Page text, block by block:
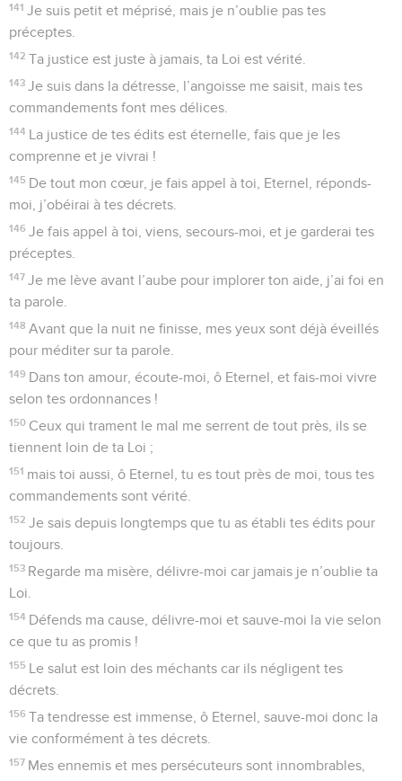
141 Je suis petit et méprisé, mais je n’oublie pas tes
préceptes.
142 Ta justice est juste à jamais, ta Loi est vérité.
143 Je suis dans la détresse, l’angoisse me saisit, mais tes
commandements font mes délices.
144 La justice de tes édits est éternelle, fais que je les
comprenne et je vivrai !
145 De tout mon cœur, je fais appel à toi, Eternel, réponds-
moi, j’obéirai à tes décrets.
146 Je fais appel à toi, viens, secours-moi, et je garderai tes
préceptes.
147 Je me lève avant l’aube pour implorer ton aide, j’ai foi en
ta parole.
148 Avant que la nuit ne finisse, mes yeux sont déjà éveillés
pour méditer sur ta parole.
149 Dans ton amour, écoute-moi, ô Eternel, et fais-moi vivre
selon tes ordonnances !
150 Ceux qui trament le mal me serrent de tout près, ils se
tiennent loin de ta Loi ;
151 mais toi aussi, ô Eternel, tu es tout près de moi, tous tes
commandements sont vérité.
152 Je sais depuis longtemps que tu as établi tes édits pour
toujours.
153 Regarde ma misère, délivre-moi car jamais je n’oublie ta
Loi.
154 Défends ma cause, délivre-moi et sauve-moi la vie selon
ce que tu as promis !
155 Le salut est loin des méchants car ils négligent tes
décrets.
156 Ta tendresse est immense, ô Eternel, sauve-moi donc la
vie conformément à tes décrets.
157 Mes ennemis et mes persécuteurs sont innombrables,